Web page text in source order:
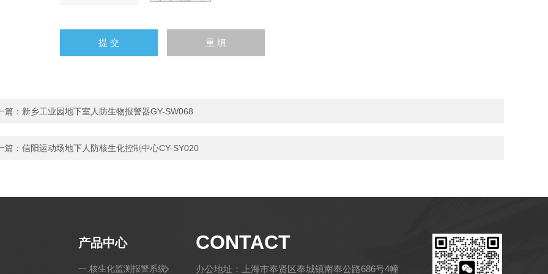
篇： 新乡工业园地下室人防生物报警器GY-SW068
篇： 信阳运动场地下人防核生化控制中心CY-SY020
产品中心
一.核生化监测报警系统
CONTACT
办公地址：上海市奉贤区奉城镇南奉公路686号4幢